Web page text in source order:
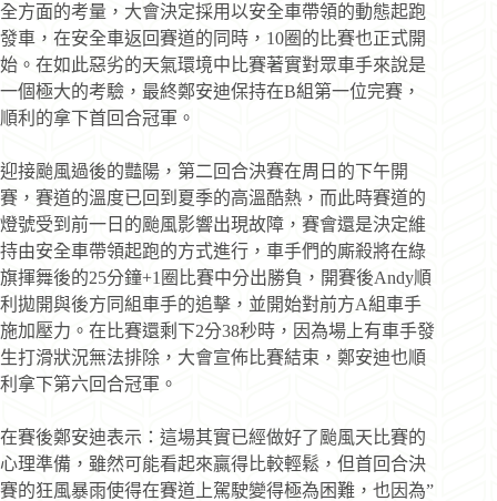
全方面的考量，大會決定採用以安全車帶領的動態起跑
發車，在安全車返回賽道的同時，10圈的比賽也正式開
始。在如此惡劣的天氣環境中比賽著實對眾車手來說是
一個極大的考驗，最終鄭安迪保持在B組第一位完賽，
順利的拿下首回合冠軍。
迎接颱風過後的豔陽，第二回合決賽在周日的下午開
賽，賽道的溫度已回到夏季的高溫酷熱，而此時賽道的
燈號受到前一日的颱風影響出現故障，賽會還是決定維
持由安全車帶領起跑的方式進行，車手們的廝殺將在綠
旗揮舞後的25分鐘+1圈比賽中分出勝負，開賽後Andy順
利拋開與後方同組車手的追擊，並開始對前方A組車手
施加壓力。在比賽還剩下2分38秒時，因為場上有車手發
生打滑狀況無法排除，大會宣佈比賽結束，鄭安迪也順
利拿下第六回合冠軍。
在賽後鄭安迪表示：這場其實已經做好了颱風天比賽的
心理準備，雖然可能看起來贏得比較輕鬆，但首回合決
賽的狂風暴雨使得在賽道上駕駛變得極為困難，也因為”